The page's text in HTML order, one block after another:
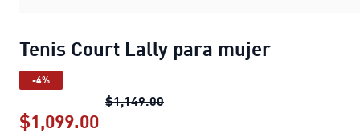
Tenis Court Lally para mujer
-4%
$1,149.00Tenis Court Lally para mujer
$1,099.00